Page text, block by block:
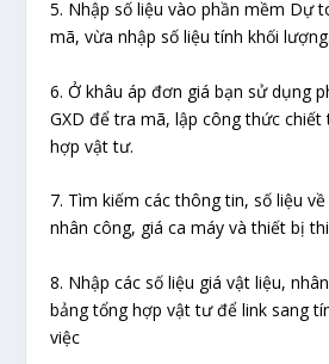
5. Nhập số liệu vào phần mềm Dự
mã, vừa nhập số liệu tính khối
6. Ở khâu áp đơn giá bạn sử dụng
GXD để tra mã, lập công thức
hợp vật tư.
7. Tìm kiếm các thông tin, số liệu
nhân công, giá ca máy và thiết bị
8. Nhập các số liệu giá vật liệu,
bảng tổng hợp vật tư để link sang
việc